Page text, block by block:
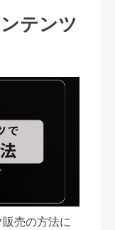
テンツ
売の方法に